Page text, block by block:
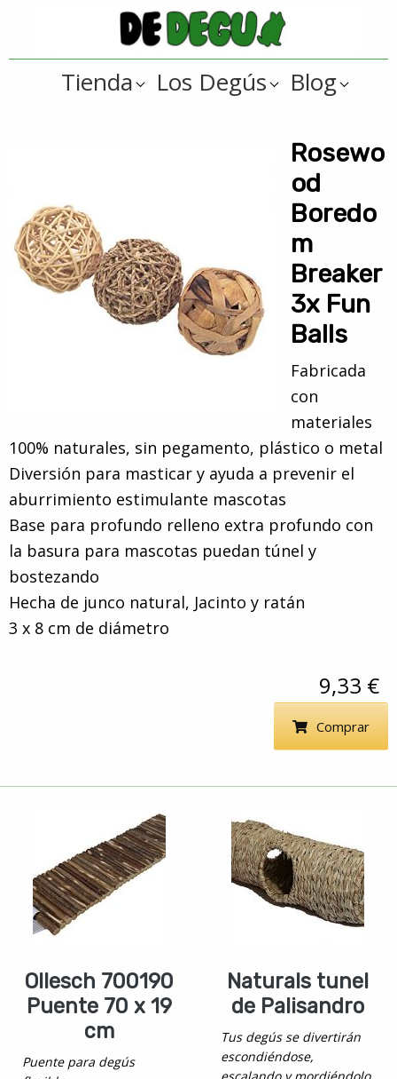
la
navegación
contenido
principal
De
Tienda
online
??
para
degús
Tienda Los Degús Blog
Rosewo
od
Boredo
m
Breaker
3x Fun
Balls
Fabricada
con
materiales
100% naturales, sin pegamento, plástico o metal
Diversión para masticar y ayuda a prevenir el
aburrimiento estimulante mascotas
Base para profundo relleno extra profundo con
la basura para mascotas puedan túnel y
bostezando
Hecha de junco natural, Jacinto y ratán
3 x 8 cm de diámetro
9,33 €
Comprar
Ollesch 700190
Puente 70 x 19
cm
Puente para degús
Naturals tunel
de Palisandro
Tus degús se divertirán
escondiéndose,
escalando y mordiéndolo